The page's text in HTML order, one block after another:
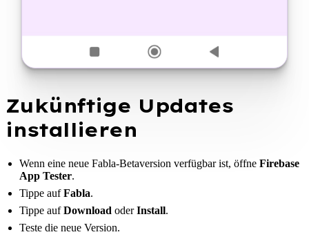
Zukünftige Updates
installieren
Wenn eine neue Fabla-Betaversion verfügbar ist, öffne Firebase
App Tester.
Tippe aufFabla.
Tippe aufDownload oderInstall.
Teste die neue Version.